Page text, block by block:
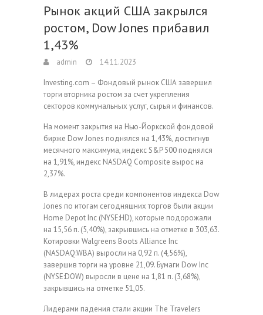
Рынок акций США закрылся
ростом, Dow Jones прибавил
1,43%
admin 14.11.2023
Investing.com – Фондовый рынок США завершил
торги вторника ростом за счет укрепления
секторов коммунальных услуг, сырья и финансов.
На момент закрытия на Нью-Йоркской фондовой
бирже Dow Jones поднялся на 1,43%, достигнув
месячного максимума, индекс S&P 500 поднялся
на 1,91%, индекс NASDAQ Composite вырос на
2,37%.
В лидерах роста среди компонентов индекса Dow
Jones по итогам сегодняшних торгов были акции
Home Depot Inc (NYSE:HD), которые подорожали
на 15,56 п. (5,40%), закрывшись на отметке в 303,63.
Котировки Walgreens Boots Alliance Inc
(NASDAQ:WBA) выросли на 0,92 п. (4,56%),
завершив торги на уровне 21,09. Бумаги Dow Inc
(NYSE:DOW) выросли в цене на 1,81 п. (3,68%),
закрывшись на отметке 51,05.
Лидерами падения стали акции The Travelers